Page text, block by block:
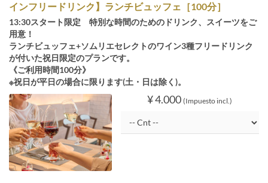
インフリードリンク】ランチビュッフェ［100分］
13:30スタート限定 特別な時間のためのドリンク、スイーツをご
用意！
ランチビュッフェ+ソムリエセレクトのワイン3種フリードリンク
が付いた祝日限定のプランです。
《ご利用時間100分》
※祝日が平日の場合に限ります(土・日は除く)。
¥ 4.000 (Impuesto incl.)